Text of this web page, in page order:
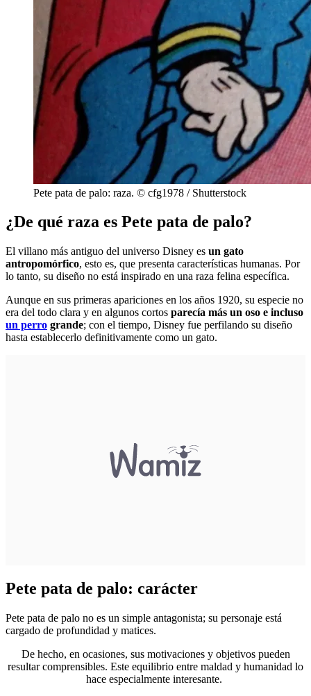
Pete pata de palo: raza. © cfg1978 / Shutterstock
¿De qué raza es Pete pata de palo?
El villano más antiguo del universo Disney es un gato
antropomórfico, esto es, que presenta características humanas. Por
lo tanto, su diseño no está inspirado en una raza felina específica.
Aunque en sus primeras apariciones en los años 1920, su especie no
era del todo clara y en algunos cortos parecía más un oso e incluso
un perro grande; con el tiempo, Disney fue perfilando su diseño
hasta establecerlo definitivamente como un gato.
Pete pata de palo: carácter
Pete pata de palo no es un simple antagonista; su personaje está
cargado de profundidad y matices.
De hecho, en ocasiones, sus motivaciones y objetivos pueden
resultar comprensibles. Este equilibrio entre maldad y humanidad lo
hace especialmente interesante.